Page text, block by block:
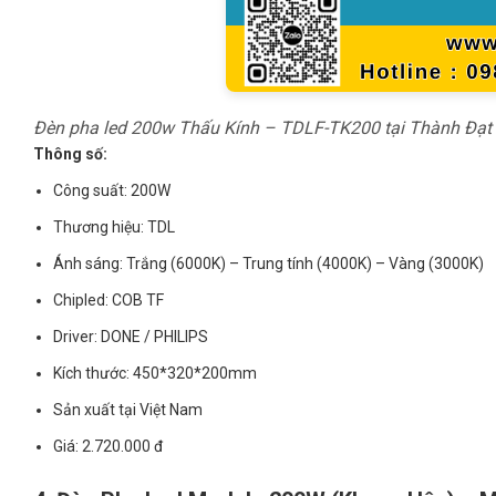
Đèn pha led 200w Thấu Kính – TDLF-TK200 tại Thành Đạt
Thông số:
Công suất: 200W
Thương hiệu: TDL
Ánh sáng: Trắng (6000K) – Trung tính (4000K) – Vàng (3000K)
Chipled: COB TF
Driver: DONE / PHILIPS
Kích thước: 450*320*200mm
Sản xuất tại Việt Nam
Giá: 2.720.000 đ